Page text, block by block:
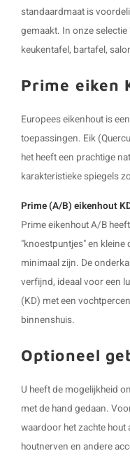
standaardmaat is
gemaakt. In onze
keukentafel, bartafel,
Prime eiken
Europees eikenhout is
toepassingen. Eik
het heeft een prachtige
karakteristieke spiegels
Prime (A/B) eikenhout
Prime eikenhout A/B
"knoestpuntjes" en
minimaal zijn. De
verfijnd, ideaal voor een
(KD) met een
binnenshuis.
Optioneel
U heeft de mogelijkheid
met de hand gedaan.
waardoor het zachte
houtnerven en andere